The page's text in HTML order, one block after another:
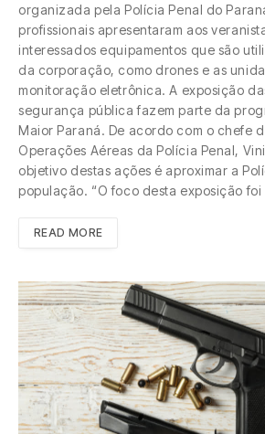
organizada pela Polícia Penal do
profissionais apresentaram aos
interessados equipamentos que são
da corporação, como drones e as
monitoração eletrônica. A exposição
segurança pública fazem parte da
Maior Paraná. De acordo com o chefe
Operações Aéreas da Polícia Penal,
objetivo destas ações é aproximar a
população. “O foco desta exposição
READ MORE